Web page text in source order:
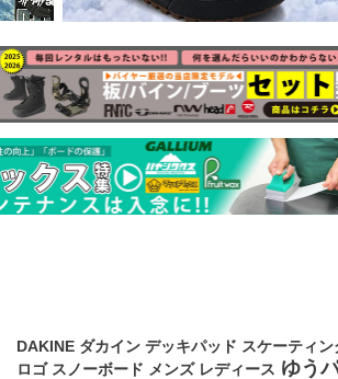
DAKINE ダカイン デッキパッド スケーティン
ロゴ スノーボード メンズ レディース ゆう